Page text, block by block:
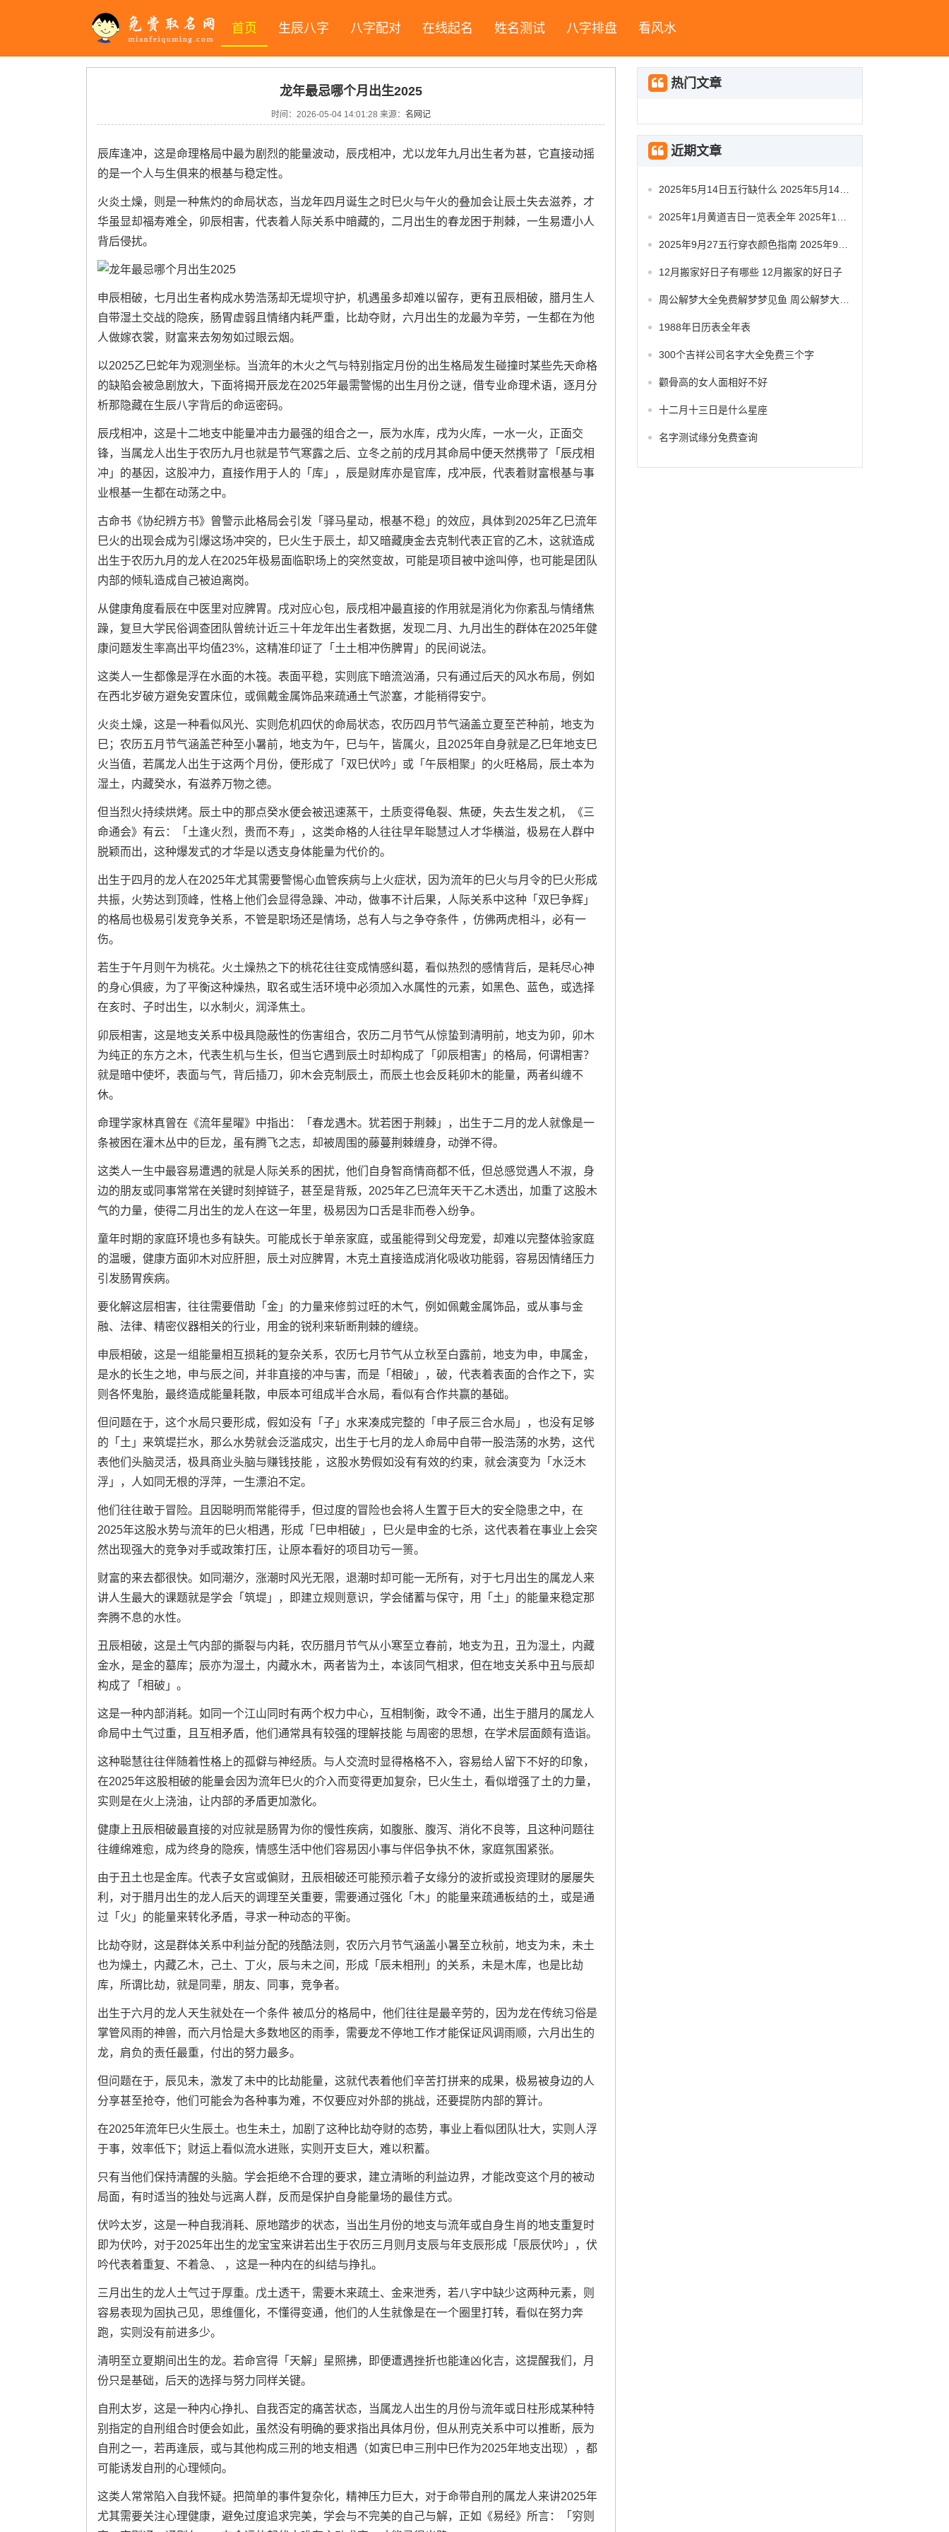
首页 生辰八字 八字配对 在线起名 姓名测试 八字排盘 看风水
龙年最忌哪个月出生2025
时间：2026-05-04 14:01:28 来源： 名网记
辰库逢冲，这是命理格局中最为剧烈的能量波动，辰戌相冲，尤以龙年九月出生者为甚，它直接动摇
的是一个人与生俱来的根基与稳定性。
火炎土燥，则是一种焦灼的命局状态，当龙年四月诞生之时巳火与午火的叠加会让辰土失去滋养，才
华虽显却福寿难全，卯辰相害，代表着人际关系中暗藏的，二月出生的春龙困于荆棘，一生易遭小人
背后侵扰。
申辰相破，七月出生者构成水势浩荡却无堤坝守护，机遇虽多却难以留存，更有丑辰相破，腊月生人
自带湿土交战的隐疾，肠胃虚弱且情绪内耗严重，比劫夺财，六月出生的龙最为辛劳，一生都在为他
人做嫁衣裳，财富来去匆匆如过眼云烟。
以2025乙巳蛇年为观测坐标。当流年的木火之气与特别指定月份的出生格局发生碰撞时某些先天命格
的缺陷会被急剧放大，下面将揭开辰龙在2025年最需警惕的出生月份之谜，借专业命理术语，逐月分
析那隐藏在生辰八字背后的命运密码。
辰戌相冲，这是十二地支中能量冲击力最强的组合之一，辰为水库，戌为火库，一水一火，正面交
锋，当属龙人出生于农历九月也就是节气寒露之后、立冬之前的戌月其命局中便天然携带了「辰戌相
冲」的基因，这股冲力，直接作用于人的「库」，辰是财库亦是官库，戌冲辰，代表着财富根基与事
业根基一生都在动荡之中。
古命书《协纪辨方书》曾警示此格局会引发「驿马星动，根基不稳」的效应，具体到2025年乙巳流年
巳火的出现会成为引爆这场冲突的，巳火生于辰土，却又暗藏庚金去克制代表正官的乙木，这就造成
出生于农历九月的龙人在2025年极易面临职场上的突然变故，可能是项目被中途叫停，也可能是团队
内部的倾轧造成自己被迫离岗。
从健康角度看辰在中医里对应脾胃。戌对应心包，辰戌相冲最直接的作用就是消化为你紊乱与情绪焦
躁，复旦大学民俗调查团队曾统计近三十年龙年出生者数据，发现二月、九月出生的群体在2025年健
康问题发生率高出平均值23%，这精准印证了「土土相冲伤脾胃」的民间说法。
这类人一生都像是浮在水面的木筏。表面平稳，实则底下暗流汹涌，只有通过后天的风水布局，例如
在西北岁破方避免安置床位，或佩戴金属饰品来疏通土气淤塞，才能稍得安宁。
火炎土燥，这是一种看似风光、实则危机四伏的命局状态，农历四月节气涵盖立夏至芒种前，地支为
巳；农历五月节气涵盖芒种至小暑前，地支为午，巳与午，皆属火，且2025年自身就是乙巳年地支巳
火当值，若属龙人出生于这两个月份，便形成了「双巳伏吟」或「午辰相聚」的火旺格局，辰土本为
湿土，内藏癸水，有滋养万物之德。
但当烈火持续烘烤。辰土中的那点癸水便会被迅速蒸干，土质变得龟裂、焦硬，失去生发之机，《三
命通会》有云：「土逢火烈，贵而不寿」，这类命格的人往往早年聪慧过人才华横溢，极易在人群中
脱颖而出，这种爆发式的才华是以透支身体能量为代价的。
出生于四月的龙人在2025年尤其需要警惕心血管疾病与上火症状，因为流年的巳火与月令的巳火形成
共振，火势达到顶峰，性格上他们会显得急躁、冲动，做事不计后果，人际关系中这种「双巳争辉」
的格局也极易引发竞争关系，不管是职场还是情场，总有人与之争夺条件 ，仿佛两虎相斗，必有一
伤。
若生于午月则午为桃花。火土燥热之下的桃花往往变成情感纠葛，看似热烈的感情背后，是耗尽心神
的身心俱疲，为了平衡这种燥热，取名或生活环境中必须加入水属性的元素，如黑色、蓝色，或选择
在亥时、子时出生，以水制火，润泽焦土。
卯辰相害，这是地支关系中极具隐蔽性的伤害组合，农历二月节气从惊蛰到清明前，地支为卯，卯木
为纯正的东方之木，代表生机与生长，但当它遇到辰土时却构成了「卯辰相害」的格局，何谓相害？
就是暗中使坏，表面与气，背后插刀，卯木会克制辰土，而辰土也会反耗卯木的能量，两者纠缠不
休。
命理学家林真曾在《流年星曜》中指出：「春龙遇木。犹若困于荆棘」，出生于二月的龙人就像是一
条被困在灌木丛中的巨龙，虽有腾飞之志，却被周围的藤蔓荆棘缠身，动弹不得。
这类人一生中最容易遭遇的就是人际关系的困扰，他们自身智商情商都不低，但总感觉遇人不淑，身
边的朋友或同事常常在关键时刻掉链子，甚至是背叛，2025年乙巳流年天干乙木透出，加重了这股木
气的力量，使得二月出生的龙人在这一年里，极易因为口舌是非而卷入纷争。
童年时期的家庭环境也多有缺失。可能成长于单亲家庭，或虽能得到父母宠爱，却难以完整体验家庭
的温暖，健康方面卯木对应肝胆，辰土对应脾胃，木克土直接造成消化吸收功能弱，容易因情绪压力
引发肠胃疾病。
要化解这层相害，往往需要借助「金」的力量来修剪过旺的木气，例如佩戴金属饰品，或从事与金
融、法律、精密仪器相关的行业，用金的锐利来斩断荆棘的缠绕。
申辰相破，这是一组能量相互损耗的复杂关系，农历七月节气从立秋至白露前，地支为申，申属金，
是水的长生之地，申与辰之间，并非直接的冲与害，而是「相破」，破，代表着表面的合作之下，实
则各怀鬼胎，最终造成能量耗散，申辰本可组成半合水局，看似有合作共赢的基础。
但问题在于，这个水局只要形成，假如没有「子」水来凑成完整的「申子辰三合水局」，也没有足够
的「土」来筑堤拦水，那么水势就会泛滥成灾，出生于七月的龙人命局中自带一股浩荡的水势，这代
表他们头脑灵活，极具商业头脑与赚钱技能 ，这股水势假如没有有效的约束，就会演变为「水泛木
浮」，人如同无根的浮萍，一生漂泊不定。
他们往往敢于冒险。且因聪明而常能得手，但过度的冒险也会将人生置于巨大的安全隐患之中，在
2025年这股水势与流年的巳火相遇，形成「巳申相破」，巳火是申金的七杀，这代表着在事业上会突
然出现强大的竞争对手或政策打压，让原本看好的项目功亏一篑。
财富的来去都很快。如同潮汐，涨潮时风光无限，退潮时却可能一无所有，对于七月出生的属龙人来
讲人生最大的课题就是学会「筑堤」，即建立规则意识，学会储蓄与保守，用「土」的能量来稳定那
奔腾不息的水性。
丑辰相破，这是土气内部的撕裂与内耗，农历腊月节气从小寒至立春前，地支为丑，丑为湿土，内藏
金水，是金的墓库；辰亦为湿土，内藏水木，两者皆为土，本该同气相求，但在地支关系中丑与辰却
构成了「相破」。
这是一种内部消耗。如同一个江山同时有两个权力中心，互相制衡，政令不通，出生于腊月的属龙人
命局中土气过重，且互相矛盾，他们通常具有较强的理解技能 与周密的思想，在学术层面颇有造诣。
这种聪慧往往伴随着性格上的孤僻与神经质。与人交流时显得格格不入，容易给人留下不好的印象，
在2025年这股相破的能量会因为流年巳火的介入而变得更加复杂，巳火生土，看似增强了土的力量，
实则是在火上浇油，让内部的矛盾更加激化。
健康上丑辰相破最直接的对应就是肠胃为你的慢性疾病，如腹胀、腹泻、消化不良等，且这种问题往
往缠绵难愈，成为终身的隐疾，情感生活中他们容易因小事与伴侣争执不休，家庭氛围紧张。
由于丑土也是金库。代表子女宫或偏财，丑辰相破还可能预示着子女缘分的波折或投资理财的屡屡失
利，对于腊月出生的龙人后天的调理至关重要，需要通过强化「木」的能量来疏通板结的土，或是通
过「火」的能量来转化矛盾，寻求一种动态的平衡。
比劫夺财，这是群体关系中利益分配的残酷法则，农历六月节气涵盖小暑至立秋前，地支为未，未土
也为燥土，内藏乙木，己土、丁火，辰与未之间，形成「辰未相刑」的关系，未是木库，也是比劫
库，所谓比劫，就是同辈，朋友、同事，竞争者。
出生于六月的龙人天生就处在一个条件 被瓜分的格局中，他们往往是最辛劳的，因为龙在传统习俗是
掌管风雨的神兽，而六月恰是大多数地区的雨季，需要龙不停地工作才能保证风调雨顺，六月出生的
龙，肩负的责任最重，付出的努力最多。
但问题在于，辰见未，激发了未中的比劫能量，这就代表着他们辛苦打拼来的成果，极易被身边的人
分享甚至抢夺，他们可能会为各种事为难，不仅要应对外部的挑战，还要提防内部的算计。
在2025年流年巳火生辰土。也生未土，加剧了这种比劫夺财的态势，事业上看似团队壮大，实则人浮
于事，效率低下；财运上看似流水进账，实则开支巨大，难以积蓄。
只有当他们保持清醒的头脑。学会拒绝不合理的要求，建立清晰的利益边界，才能改变这个月的被动
局面，有时适当的独处与远离人群，反而是保护自身能量场的最佳方式。
伏吟太岁，这是一种自我消耗、原地踏步的状态，当出生月份的地支与流年或自身生肖的地支重复时
即为伏吟，对于2025年出生的龙宝宝来讲若出生于农历三月则月支辰与年支辰形成「辰辰伏吟」，伏
吟代表着重复、不着急、 ，这是一种内在的纠结与挣扎。
三月出生的龙人土气过于厚重。戊土透干，需要木来疏土、金来泄秀，若八字中缺少这两种元素，则
容易表现为固执己见，思维僵化，不懂得变通，他们的人生就像是在一个圈里打转，看似在努力奔
跑，实则没有前进多少。
清明至立夏期间出生的龙。若命宫得「天解」星照拂，即便遭遇挫折也能逢凶化吉，这提醒我们，月
份只是基础，后天的选择与努力同样关键。
自刑太岁，这是一种内心挣扎、自我否定的痛苦状态，当属龙人出生的月份与流年或日柱形成某种特
别指定的自刑组合时便会如此，虽然没有明确的要求指出具体月份，但从刑克关系中可以推断，辰为
自刑之一，若再逢辰，或与其他构成三刑的地支相遇（如寅巳申三刑中巳作为2025年地支出现），都
可能诱发自刑的心理倾向。
这类人常常陷入自我怀疑。把简单的事件复杂化，精神压力巨大，对于命带自刑的属龙人来讲2025年
尤其需要关注心理健康，避免过度追求完美，学会与不完美的自己与解，正如《易经》所言：「穷则
热门文章
近期文章
12月搬家好日子有哪些 12月搬家的好日子
1988年日历表全年表
300个吉祥公司名字大全免费三个字
颧骨高的女人面相好不好
十二月十三日是什么星座
名字测试缘分免费查询